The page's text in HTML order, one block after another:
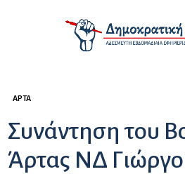
ΆΡΤΑ
Συνάντηση του
Άρτας ΝΔ